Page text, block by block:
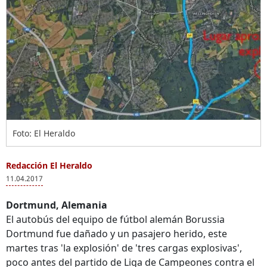
Foto: El Heraldo
Redacción El Heraldo
11.04.2017
Dortmund, Alemania
El autobús del equipo de fútbol alemán Borussia
Dortmund fue dañado y un pasajero herido, este
martes tras 'la explosión' de 'tres cargas explosivas',
poco antes del partido de Liga de Campeones contra el